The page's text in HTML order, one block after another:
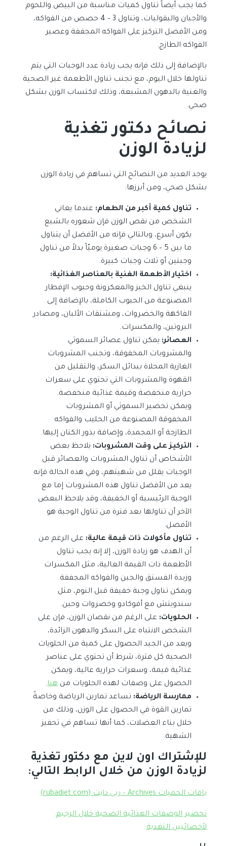
كما يجب أيضاً تناول كميات مناسبة من البيض واللحوم
والأجبان والبقوليات، وتناول 3 – 4 حصص من الفواكه،
ومن الأفضل التركيز على الفواكه المجففة وعصير
الفواكه الطازج.
بالإضافة إلى ذلك فإنه يجب زيادة عدد الوجبات التي يتم
تناولها خلال اليوم، مع تجنب تناول الأطعمة غير الصحية
والغنية بالدهون المشبعة، وذلك لاكتساب الوزن بشكل
صحي.
نصائح دكتور تغذية
لزيادة الوزن
يوجد العديد من النصائح التي تساهم في زيادة الوزن
بشكل صحي، ومن أبرزها:
تناول كمية أكبر من الطعام: عندما يعاني
الشخص من نقص الوزن فإن شعوره بالشبع
يكون أسرع، وبالتالي فإنه من الأفضل أن يتناول
ما بين 5 – 6 وجبات صغيرة يوميّاً بدلاً من تناول
وجبتين أو ثلاث وجبات كبيرة.
اختيار الأطعمة الغنية بالعناصر الغذائية:
ينبغي تناول الخبز والمعكرونة وحبوب الإفطار
المصنوعة من الحبوب الكاملة، بالإضافة إلى
الفاكهة والخضروات، ومشتقات الألبان، ومصادر
البروتين، والمكسرات.
العصائر: يمكن تناول عصائر السموثي
والمشروبات المخفوقة، وتجنب المشروبات
الغازية المحلاة ببدائل السكر، والتقليل من
القهوة والمشروبات التي تحتوي على سعرات
حرارية منخفضة وقيمة غذائية منخفضة.
ويمكن تحضير السموثي أو المشروبات
المخفوقة المصنوعة من الحليب والفواكه
الطازجة أو المجمدة، وإضافة بذور الكتان إليها.
التركيز على وقت المشروبات: يلاحظ بعض
الأشخاص أن تناول المشروبات والعصائر قبل
الوجبات يقلل من شهيتهم، وفي هذه الحالة فإنه
يعد من الأفضل تناول هذه المشروبات إما مع
الوجبة الرئيسية أو الخفيفة، وقد يلاحظ البعض
الآخر أن تناولها بعد فترة من تناول الوجبة هو
الأفضل.
تناول مأكولات ذات قيمة عالية: على الرغم من
أن الهدف هو زيادة الوزن، إلا إنه يجب تناول
الأطعمة ذات القيمة العالية، مثل المكسرات
وزبدة الفستق والجبن والفواكه المجففة.
ويمكن تناول وجبة خفيفة قبل النوم، مثل
سندويتش مع أفوكادو وخضروات وحبن.
الحلويات: على الرغم من نقصان الوزن، فإن على
الشخص الانتباه على السكر والدهون الزائدة،
ويعد من الجيد الحصول على كمية من الحلويات
الصحية كل فترة، شرط أن تحتوي على عناصر
غذائية قيمة، وسعرات حرارية عالية، ويمكن
الحصول على وصفات لهذه الحلويات من هنا.
ممارسة الرياضة: تساعد تمارين الرياضة وخاصةً
تمارين القوة في الحصول على الوزن، وذلك من
خلال بناء العضلات، كما أنها تساهم في تحفيز
الشهية.
للإشتراك اون لاين مع دكتور تغذية
لزيادة الوزن من خلال الرابط التالي:
باقات الحميات Archives – ربى دايت (rubadiet.com)
تحضير الوصفات الغذائية الصحية خلال الرجيم
لأخصائيين التغذية